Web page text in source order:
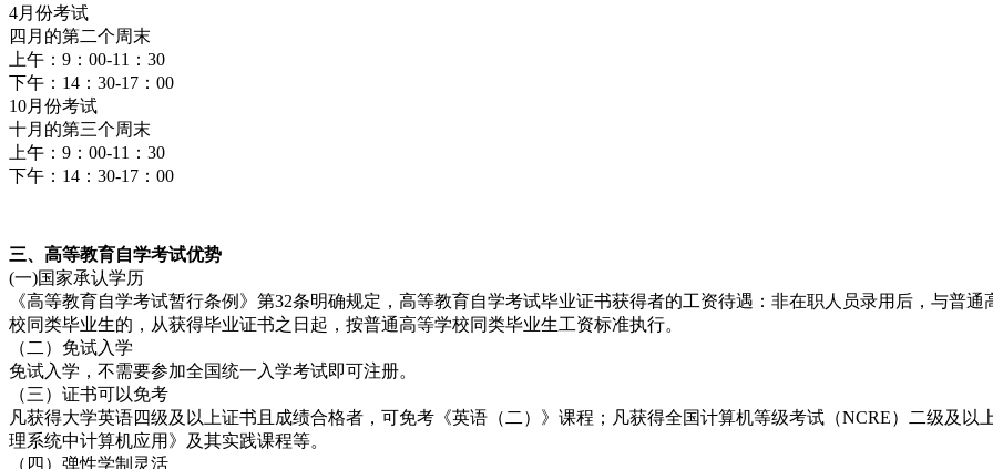
4月份考试
四月的第二个周末
上午：9：00-11：30
下午：14：30-17：00
10月份考试
十月的第三个周末
上午：9：00-11：30
下午：14：30-17：00
三、高等教育自学考试优势
(一)国家承认学历
《高等教育自学考试暂行条例》第32条明确规定，高等教育自学考试毕业证书获得者的工资待遇：非在职人员录用后，与普
校同类毕业生的，从获得毕业证书之日起，按普通高等学校同类毕业生工资标准执行。
（二）免试入学
免试入学，不需要参加全国统一入学考试即可注册。
（三）证书可以免考
凡获得大学英语四级及以上证书且成绩合格者，可免考《英语（二）》课程；凡获得全国计算机等级考试（NCRE）二级及
理系统中计算机应用》及其实践课程等。
（四）弹性学制灵活